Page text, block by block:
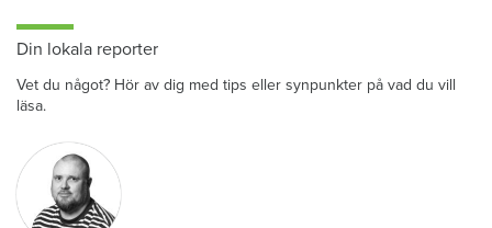
Din lokala reporter
Vet du något? Hör av dig med tips eller synpunkter på vad du vill
läsa.